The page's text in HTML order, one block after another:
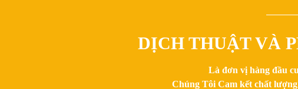
DỊCH THUẬT VÀ
Là đơn vị hàng đầu
Chúng Tôi Cam kết chất